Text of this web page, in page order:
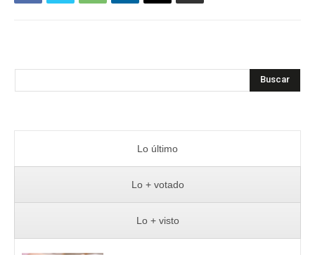
Buscar
Lo último
Lo + votado
Lo + visto